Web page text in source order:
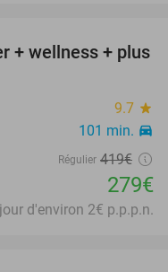
33%
+ wellness + plus
9.7 star
101 min. directions_car
Régulier 419€
279€
d'environ 2€ p.p.p.n.